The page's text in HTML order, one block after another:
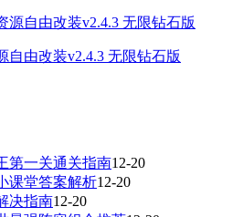
自由改装v2.4.3 无限钻石版
第一关通关指南12-20
课堂答案解析12-20
决指南12-20